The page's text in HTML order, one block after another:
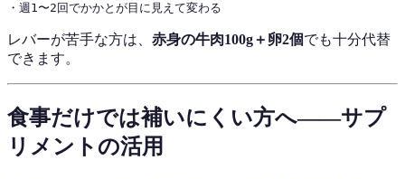
レバーが苦手な方は、 赤身の牛肉100g＋卵2個でも十分代替
できます。
食事だけでは補いにくい方へ——サプ
リメントの活用